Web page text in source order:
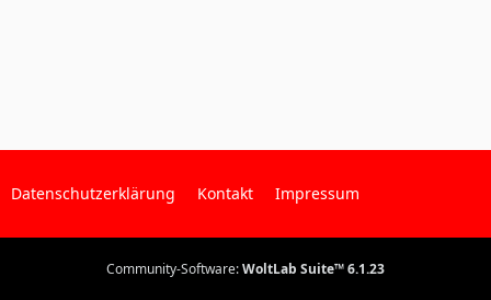
Datenschutzerklärung Kontakt Impressum
Community-Software:WoltLab Suite™ 6.1.23